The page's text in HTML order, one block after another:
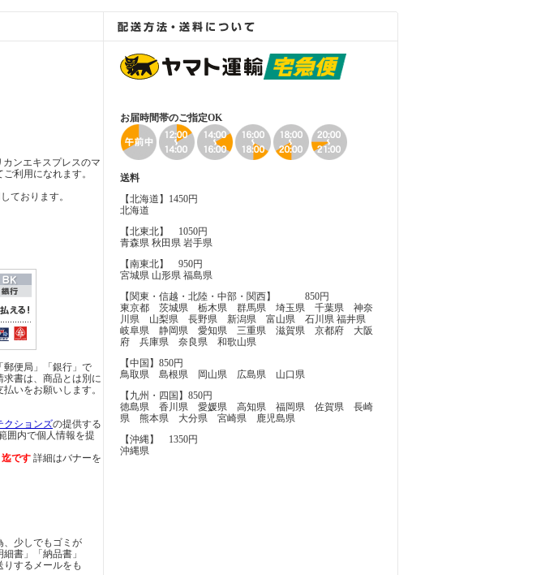
ンエキスプレスのマ
利用になれます。
ております。
郵便局」「銀行」で
書は、商品とは別に
いをお願いします。
クションズの提供する
囲内で個人情報を提
です 詳細はバナーを
、少しでもゴミが
書」「納品書」
するメールをも
お届時間帯のご指定OK
送料
【北海道】1450円
北海道
【北東北】 1050円
青森県 秋田県 岩手県
【南東北】 950円
宮城県 山形県 福島県
【関東・信越・北陸・中部・関西】 850円
東京都 茨城県 栃木県 群馬県 埼玉県 千葉県 神奈
川県 山梨県 長野県 新潟県 富山県 石川県 福井県
岐阜県 静岡県 愛知県 三重県 滋賀県 京都府 大阪
府 兵庫県 奈良県 和歌山県
【中国】850円
鳥取県 島根県 岡山県 広島県 山口県
【九州・四国】850円
徳島県 香川県 愛媛県 高知県 福岡県 佐賀県 長崎
県 熊本県 大分県 宮崎県 鹿児島県
【沖縄】 1350円
沖縄県